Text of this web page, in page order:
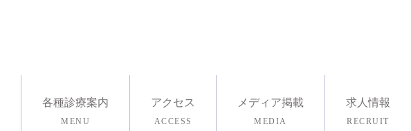
各種診療案内
MENU
アクセス
ACCESS
メディア掲載
MEDIA
求人情報
RECRUIT